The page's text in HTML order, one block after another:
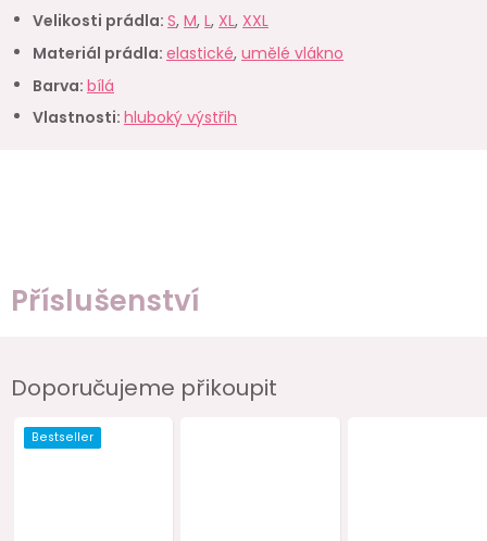
Příslušenství
Velikosti prádla: S, M, L, XL, XXL
Materiál prádla: elastické, umělé vlákno
Barva: bílá
Vlastnosti: hluboký výstřih
Doporučujeme přikoupit